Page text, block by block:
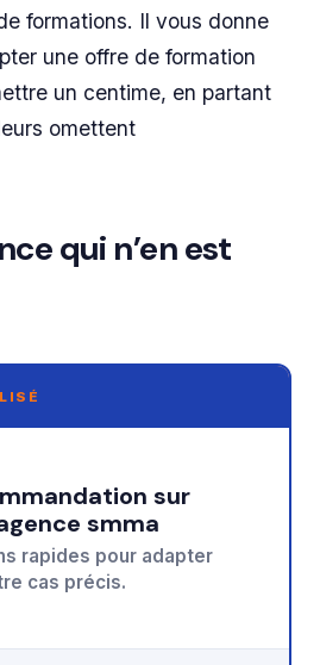
formations. Il vous donne
une offre de formation
un centime, en partant
omettent
qui n’en est
smma
rapides pour adapter
cas précis.